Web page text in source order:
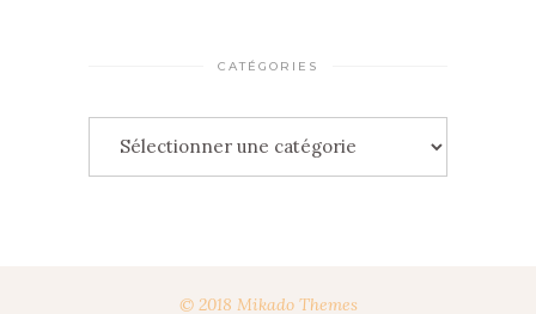
CATÉGORIES
Catégories
© 2018 Mikado Themes